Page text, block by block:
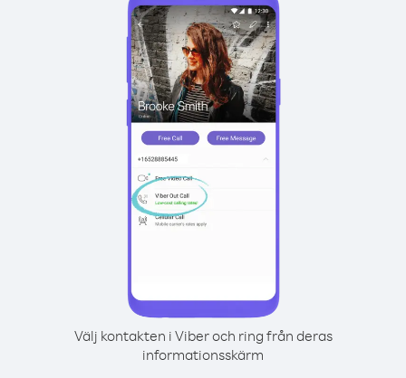
Välj kontakten i Viber och ring från deras
informationsskärm